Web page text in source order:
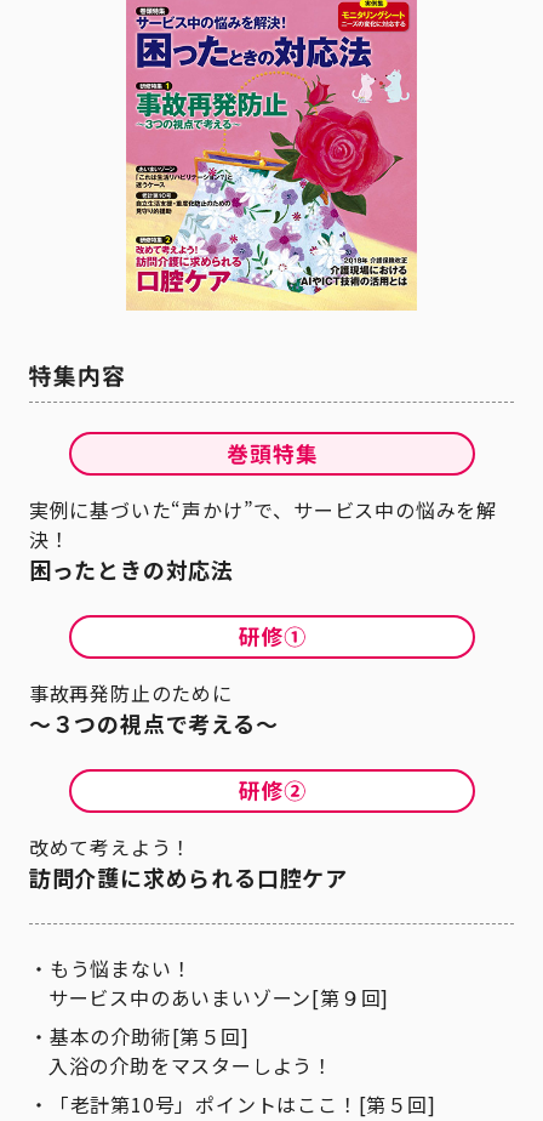
実例に基づいた“声かけ”で、サービス中の悩みを解
決！
困ったときの対応法
事故再発防止のために
～３つの視点で考える～
改めて考えよう！
訪問介護に求められる口腔ケア
もう悩まない！
サービス中のあいまいゾーン[第９回]
基本の介助術[第５回]
入浴の介助をマスターしよう！
「老計第10号」ポイントはここ！[第５回]